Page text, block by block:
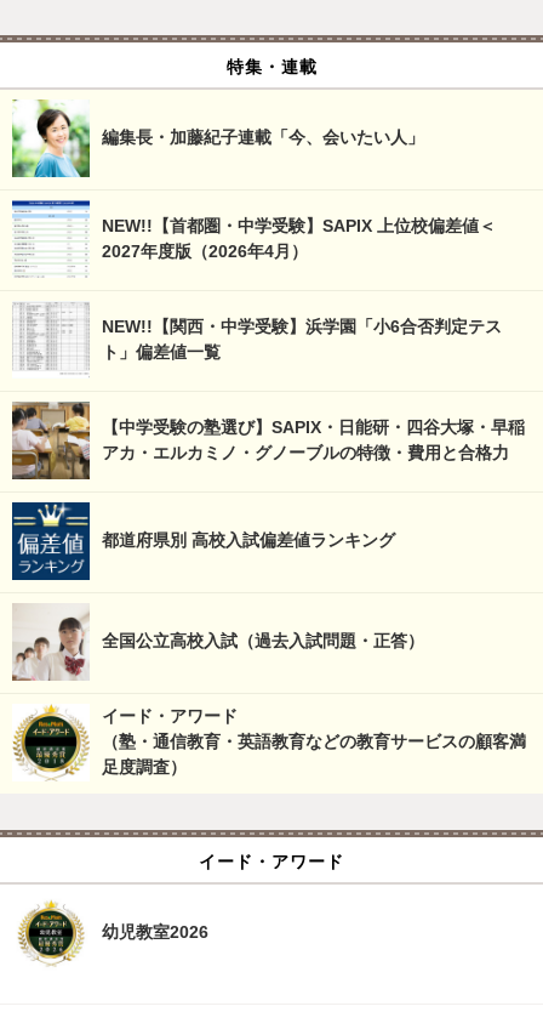
特集・連載
編集長・加藤紀子連載「今、会いたい人」
NEW!!【首都圏・中学受験】SAPIX 上位校偏差値＜
2027年度版（2026年4月）
NEW!!【関西・中学受験】浜学園「小6合否判定テス
ト」偏差値一覧
【中学受験の塾選び】SAPIX・日能研・四谷大塚・早稲
アカ・エルカミノ・グノーブルの特徴・費用と合格力
都道府県別 高校入試偏差値ランキング
全国公立高校入試（過去入試問題・正答）
イード・アワード
（塾・通信教育・英語教育などの教育サービスの顧客満
足度調査）
イード・アワード
幼児教室2026